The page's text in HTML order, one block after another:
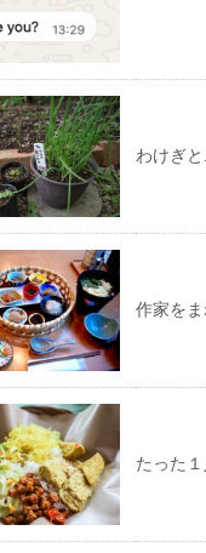
わけぎと
作家をま
たった